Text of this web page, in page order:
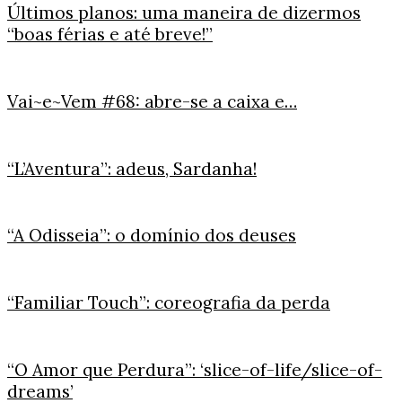
Últimos planos: uma maneira de dizermos
“boas férias e até breve!”
Vai~e~Vem #68: abre-se a caixa e…
“L’Aventura”: adeus, Sardanha!
“A Odisseia”: o domínio dos deuses
“Familiar Touch”: coreografia da perda
“O Amor que Perdura”: ‘slice-of-life/slice-of-
dreams’